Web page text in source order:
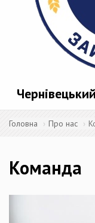
Головна Про нас
Команда